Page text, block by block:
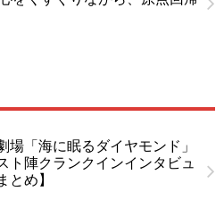
場「海に眠るダイヤモンド」
ト陣クランクインインタビュ
とめ】